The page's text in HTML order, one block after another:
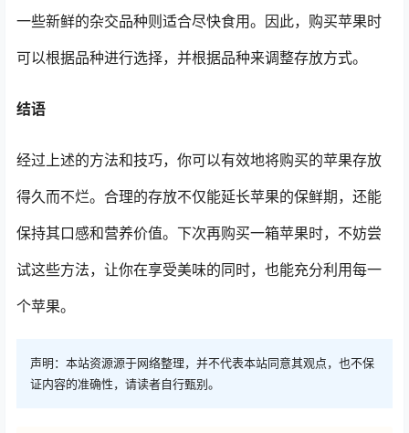
一些新鲜的杂交品种则适合尽快食用。因此，购买苹果时
可以根据品种进行选择，并根据品种来调整存放方式。
结语
经过上述的方法和技巧，你可以有效地将购买的苹果存放
得久而不烂。合理的存放不仅能延长苹果的保鲜期，还能
保持其口感和营养价值。下次再购买一箱苹果时，不妨尝
试这些方法，让你在享受美味的同时，也能充分利用每一
个苹果。
声明：本站资源源于网络整理，并不代表本站同意其观点，也不保
证内容的准确性，请读者自行甄别。